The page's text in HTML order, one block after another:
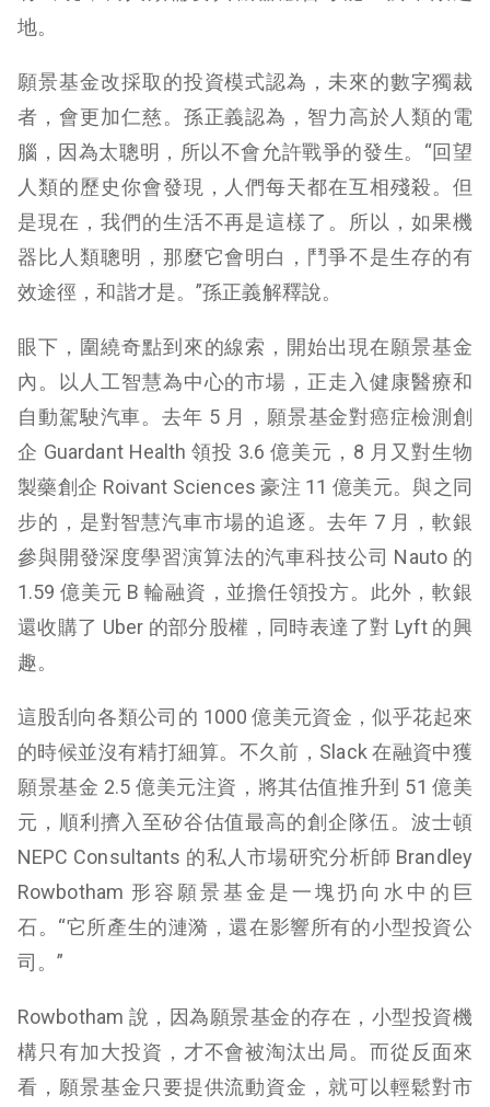
地。
願景基金改採取的投資模式認為，未來的數字獨裁
者，會更加仁慈。孫正義認為，智力高於人類的電
腦，因為太聰明，所以不會允許戰爭的發生。“回望
人類的歷史你會發現，人們每天都在互相殘殺。但
是現在，我們的生活不再是這樣了。所以，如果機
器比人類聰明，那麼它會明白，鬥爭不是生存的有
效途徑，和諧才是。”孫正義解釋說。
眼下，圍繞奇點到來的線索，開始出現在願景基金
內。以人工智慧為中心的市場，正走入健康醫療和
自動駕駛汽車。去年 5 月，願景基金對癌症檢測創
企 Guardant Health 領投 3.6 億美元，8 月又對生物
製藥創企 Roivant Sciences 豪注 11 億美元。與之同
步的，是對智慧汽車市場的追逐。去年 7 月，軟銀
參與開發深度學習演算法的汽車科技公司 Nauto 的
1.59 億美元 B 輪融資，並擔任領投方。此外，軟銀
還收購了 Uber 的部分股權，同時表達了對 Lyft 的興
趣。
這股刮向各類公司的 1000 億美元資金，似乎花起來
的時候並沒有精打細算。不久前，Slack 在融資中獲
願景基金 2.5 億美元注資，將其估值推升到 51 億美
元，順利擠入至矽谷估值最高的創企隊伍。波士頓
NEPC Consultants 的私人市場研究分析師 Brandley
Rowbotham 形容願景基金是一塊扔向水中的巨
石。“它所產生的漣漪，還在影響所有的小型投資公
司。”
Rowbotham 說，因為願景基金的存在，小型投資機
構只有加大投資，才不會被淘汰出局。而從反面來
看，願景基金只要提供流動資金，就可以輕鬆對市